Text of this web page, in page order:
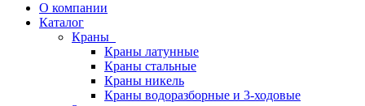
О компании
Каталог
Краны
Краны латунные
Краны стальные
Краны никель
Краны водоразборные и 3-ходовые